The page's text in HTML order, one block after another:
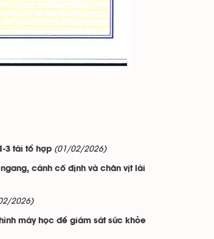
3 tái tổ hợp (01/02/2026)
cánh cố định và chân vịt lái
2026)
máy học để giám sát sức khỏe